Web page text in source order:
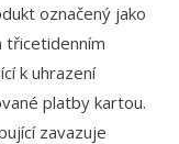
označený jako
třicetidenním
k uhrazení
platby kartou.
zavazuje